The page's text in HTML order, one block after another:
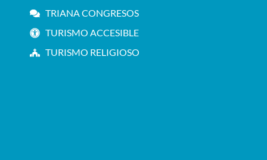
TRIANA CONGRESOS
TURISMO ACCESIBLE
TURISMO RELIGIOSO